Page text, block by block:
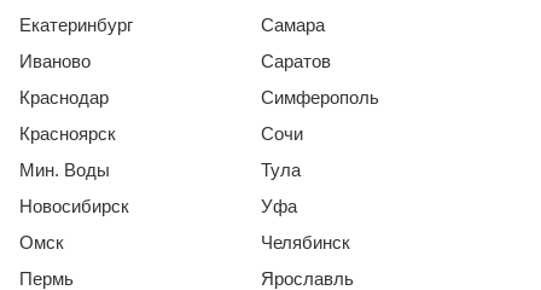
Екатеринбург
Иваново
Краснодар
Красноярск
Мин. Воды
Новосибирск
Омск
Пермь
Самара
Саратов
Симферополь
Сочи
Тула
Уфа
Челябинск
Ярославль